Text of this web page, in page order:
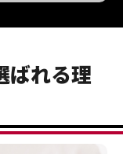
ばれる理